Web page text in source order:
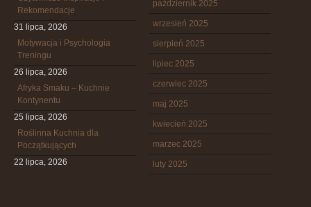
Rekomendacje
31 lipca, 2026
Motywacja i Psychologia
Treningu
26 lipca, 2026
Afryka Smaku – Kuchnie
Kontynentu
25 lipca, 2026
Roślinna Kuchnia dla
Początkujących
22 lipca, 2026
październik 2025
wrzesień 2025
sierpień 2025
lipiec 2025
czerwiec 2025
maj 2025
kwiecień 2025
marzec 2025
luty 2025